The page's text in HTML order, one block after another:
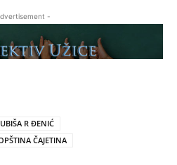
-
R ĐENIĆ
ČAJETINA